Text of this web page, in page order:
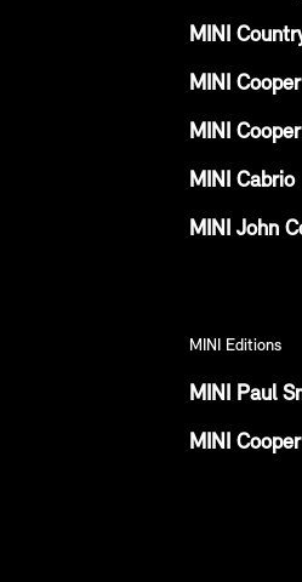
MINI
MINI Cooper
MINI
MINI Cabrio
MINI John
MINI Editions
MINI Paul
MINI